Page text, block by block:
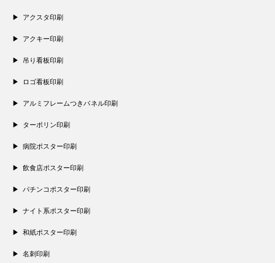
アクスタ印刷
アクキー印刷
吊り看板印刷
ロゴ看板印刷
アルミフレームつきパネル印刷
ターポリン印刷
病院ポスター印刷
飲食店ポスター印刷
パチンコポスター印刷
ナイト系ポスター印刷
和紙ポスター印刷
名刺印刷